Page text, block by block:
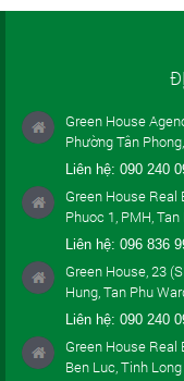
Green House
Phường Tân
Liên hệ: 090 240
Green House Real
Phuoc 1, PMH,
Liên hệ: 096 836
Green House, 23
Hung, Tan Phu
Liên hệ: 090 240
Green House Real
Ben Luc, Tinh